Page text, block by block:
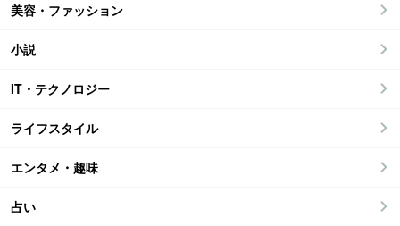
美容・ファッション
小説
IT・テクノロジー
ライフスタイル
エンタメ・趣味
占い